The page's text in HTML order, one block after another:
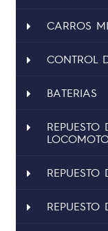
CARROS
CONTROL
BATERIAS
REPUESTO